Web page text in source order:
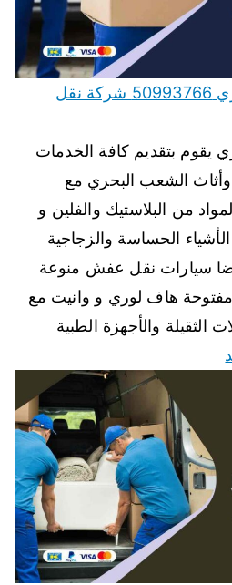
نقل عفش الشعب البحري 50993766 شركة نقل
بتقديم كافة الخدمات
الشعب البحري مع
من البلاستيك والفلين و
الحساسة والزجاجية
سيارات نقل عفش منوعة
هاف لوري و وانيت مع
الثقيلة والأجهزة الطبية